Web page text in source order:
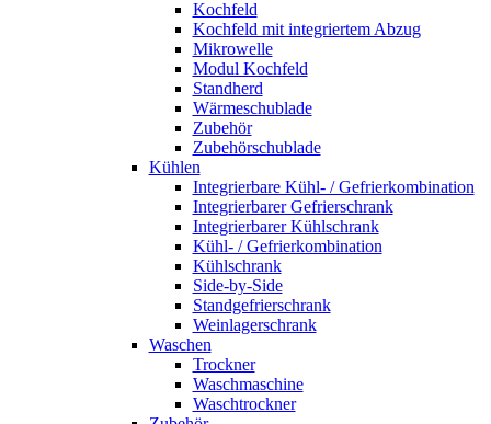
Kochfeld
Kochfeld mit integriertem Abzug
Mikrowelle
Modul Kochfeld
Standherd
Wärmeschublade
Zubehör
Zubehörschublade
Kühlen
Integrierbare Kühl- / Gefrierkombination
Integrierbarer Gefrierschrank
Integrierbarer Kühlschrank
Kühl- / Gefrierkombination
Kühlschrank
Side-by-Side
Standgefrierschrank
Weinlagerschrank
Waschen
Trockner
Waschmaschine
Waschtrockner